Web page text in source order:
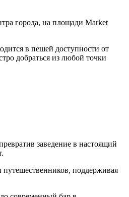
города, на площади Market
в пешей доступности от
добраться из любой точки
заведение в настоящий
путешественников, поддерживая